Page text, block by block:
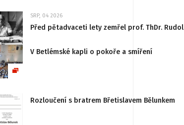
SRP, 04 2026
Před pětadvaceti lety zemřel prof. ThDr.
V Betlémské kapli o pokoře a smíření
Rozloučení s bratrem Břetislavem Bělunkem